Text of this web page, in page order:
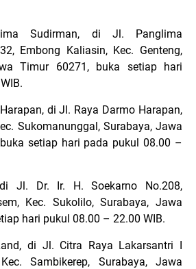
Sudirman, di Jl. Panglima
Embong Kaliasin, Kec. Genteng,
Timur 60271, buka setiap hari
di Jl. Raya Darmo Harapan,
Sukomanunggal, Surabaya, Jawa
setiap hari pada pukul 08.00 –
Jl. Dr. Ir. H. Soekarno No.208,
Kec. Sukolilo, Surabaya, Jawa
hari pukul 08.00 – 22.00 WIB.
di Jl. Citra Raya Lakarsantri I
Sambikerep, Surabaya, Jawa